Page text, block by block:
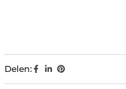
Delen: